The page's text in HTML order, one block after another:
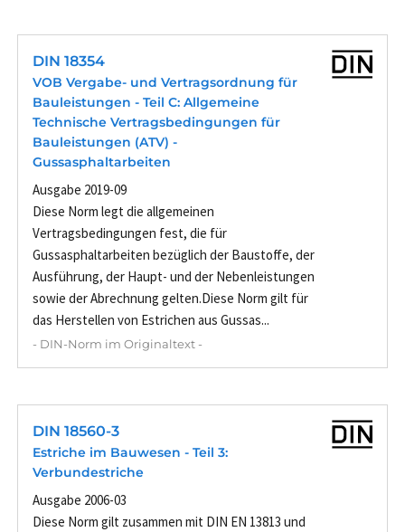
DIN 18354
VOB Vergabe- und Vertragsordnung für
Bauleistungen - Teil C: Allgemeine
Technische Vertragsbedingungen für
Bauleistungen (ATV) -
Gussasphaltarbeiten
Ausgabe 2019-09
Diese Norm legt die allgemeinen
Vertragsbedingungen fest, die für
Gussasphaltarbeiten bezüglich der Baustoffe, der
Ausführung, der Haupt- und der Nebenleistungen
sowie der Abrechnung gelten.Diese Norm gilt für
das Herstellen von Estrichen aus Gussas...
- DIN-Norm im Originaltext -
DIN 18560-3
Estriche im Bauwesen - Teil 3:
Verbundestriche
Ausgabe 2006-03
Diese Norm gilt zusammen mit DIN EN 13813 und